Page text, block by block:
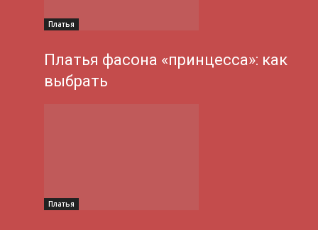
Платья
Платья фасона «принцесса»: как
выбрать
Платья